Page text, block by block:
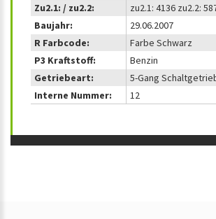
Zu2.1: / zu2.2:
zu2.1: 4136 zu2.2:
Baujahr:
29.06.2007
R Farbcode:
Farbe Schwarz
P3 Kraftstoff:
Benzin
Getriebeart:
5-Gang
Interne Nummer:
12